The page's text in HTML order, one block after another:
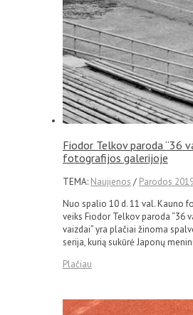
Fiodor Telkov paroda “36
fotografijos galerijoje
TEMA: Naujienos / Parodos
Nuo spalio 10 d. 11 val. Kauno
veiks Fiodor Telkov paroda “36
vaizdai” yra plačiai žinoma
serija, kurią sukūrė Japonų
Plačiau